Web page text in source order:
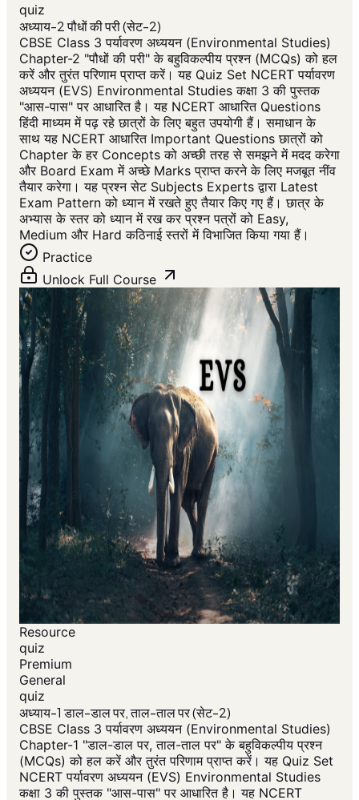
quiz
अध्याय-2 पौधों की परी (सेट-2)
CBSE Class 3 पर्यावरण अध्ययन (Environmental Studies)
Chapter-2 "पौधों की परी" के बहुविकल्पीय प्रश्न (MCQs) को हल
करें और तुरंत परिणाम प्राप्त करें। यह Quiz Set NCERT पर्यावरण
अध्ययन (EVS) Environmental Studies कक्षा 3 की पुस्तक
"आस-पास" पर आधारित है। यह NCERT आधारित Questions
हिंदी माध्यम में पढ़ रहे छात्रों के लिए बहुत उपयोगी हैं। समाधान के
साथ यह NCERT आधारित Important Questions छात्रों को
Chapter के हर Concepts को अच्छी तरह से समझने में मदद करेगा
और Board Exam में अच्छे Marks प्राप्त करने के लिए मजबूत नींव
तैयार करेगा। यह प्रश्न सेट Subjects Experts द्वारा Latest
Exam Pattern को ध्यान में रखते हुए तैयार किए गए हैं। छात्र के
अभ्यास के स्तर को ध्यान में रख कर प्रश्न पत्रों को Easy,
Medium और Hard कठिनाई स्तरों में विभाजित किया गया हैं।
Practice
Unlock Full Course
Resource
quiz
Premium
General
quiz
अध्याय-1 डाल-डाल पर, ताल-ताल पर (सेट-2)
CBSE Class 3 पर्यावरण अध्ययन (Environmental Studies)
Chapter-1 "डाल-डाल पर, ताल-ताल पर" के बहुविकल्पीय प्रश्न
(MCQs) को हल करें और तुरंत परिणाम प्राप्त करें। यह Quiz Set
NCERT पर्यावरण अध्ययन (EVS) Environmental Studies
कक्षा 3 की पुस्तक "आस-पास" पर आधारित है। यह NCERT